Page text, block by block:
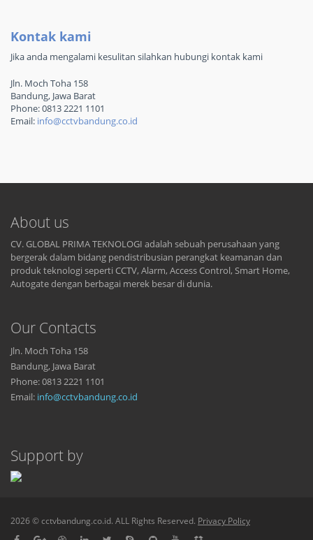
Kontak kami
Jika anda mengalami kesulitan silahkan hubungi kontak kami
Jln. Moch Toha 158
Bandung, Jawa Barat
Phone: 0813 2221 1101
Email: info@cctvbandung.co.id
About us
CV. GLOBAL PRIMA TEKNOLOGI adalah sebuah perusahaan yang
bergerak dalam bidang pendistribusian perangkat keamanan dan
produk teknologi seperti CCTV, Alarm, Access Control, Smart Home,
Autogate dengan berbagai merek besar di dunia.
Our Contacts
Jln. Moch Toha 158
Bandung, Jawa Barat
Phone: 0813 2221 1101
Email: info@cctvbandung.co.id
Support by
2026 © cctvbandung.co.id. ALL Rights Reserved. Privacy Policy